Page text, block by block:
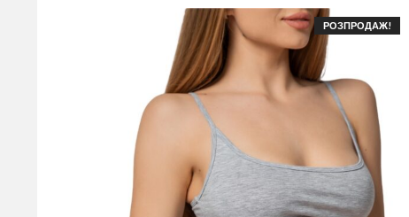
РОЗПРОДАЖ!